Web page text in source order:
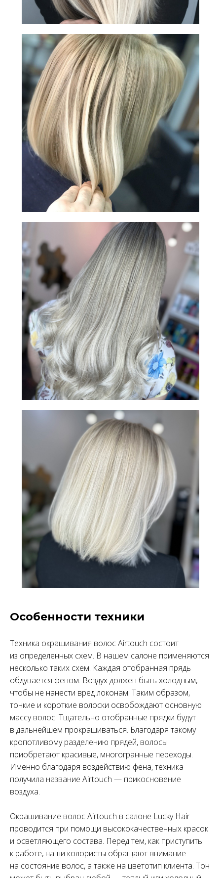
Особенности техники
Техника окрашивания волос Airtouch состоит
из определенных схем. В нашем салоне применяются
несколько таких схем. Каждая отобранная прядь
обдувается феном. Воздух должен быть холодным,
чтобы не нанести вред локонам. Таким образом,
тонкие и короткие волоски освобождают основную
массу волос. Тщательно отобранные прядки будут
в дальнейшем прокрашиваться. Благодаря такому
кропотливому разделению прядей, волосы
приобретают красивые, многогранные переходы.
Именно благодаря воздействию фена, техника
получила название Airtouch — прикосновение
воздуха.
Окрашивание волос Airtouch в салоне Lucky Hair
проводится при помощи высококачественных красок
и осветляющего состава. Перед тем, как приступить
к работе, наши колористы обращают внимание
на состояние волос, а также на цветотип клиента. Тон